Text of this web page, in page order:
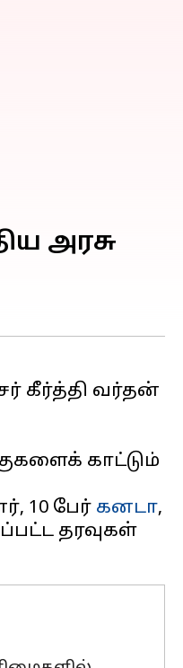
அரசு
கீர்த்தி வர்தன்
காட்டும்
10 பேர் கனடா,
தரவுகள்